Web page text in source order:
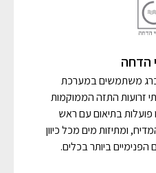
הדחה
משתמשים במערכת
זרועות התזה הממוקמות
בתיאום עם ראש
ומתיזות מים מכל כיוון
הפנימיים ביותר בכלים.